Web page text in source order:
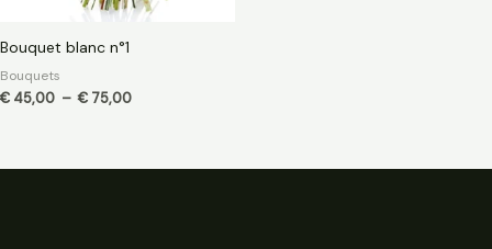
Bouquet blanc n°1
Bouquets
€ 45,00 – € 75,00